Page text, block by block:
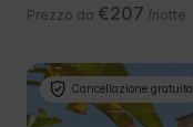
Prezzo da €207 /notte
Cancellazione gratuita